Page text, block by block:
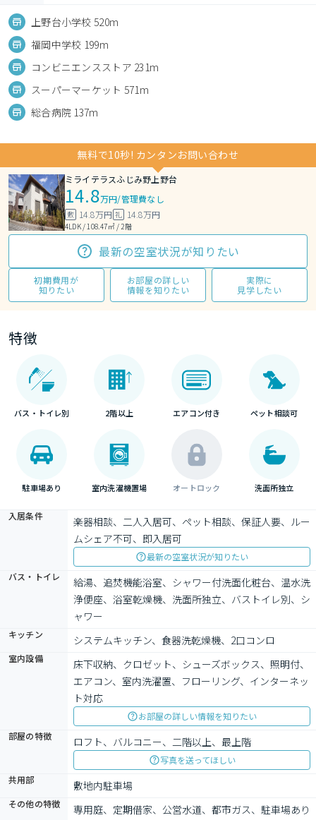
上野台小学校 520m
福岡中学校 199m
コンビニエンスストア 231m
スーパーマーケット 571m
総合病院 137m
無料で10秒! カンタンお問い合わせ
ミライテラスふじみ野上野台
14.8万円/管理費なし
敷 14.8万円 礼 14.8万円
4LDK / 108.47㎡ / 2階
最新の空室状況が知りたい
初期費用が
知りたい
お部屋の詳しい
情報を知りたい
実際に
見学したい
特徴
バス・トイレ別 2階以上 エアコン付き ペット相談可
駐車場あり 室内洗濯機置場 オートロック 洗面所独立
入居条件
楽器相談、二人入居可、ペット相談、保証人要、ルー
ムシェア不可、即入居可
最新の空室状況が知りたい
バス・トイレ
給湯、追焚機能浴室、シャワー付洗面化粧台、温水洗
浄便座、浴室乾燥機、洗面所独立、バストイレ別、シ
ャワー
キッチン システムキッチン、食器洗乾燥機、2口コンロ
室内設備
床下収納、クロゼット、シューズボックス、照明付、
エアコン、室内洗濯置、フローリング、インターネッ
ト対応
お部屋の詳しい情報を知りたい
部屋の特徴
ロフト、バルコニー、二階以上、最上階
写真を送ってほしい
共用部
敷地内駐車場
その他の特徴 専用庭、定期借家、公営水道、都市ガス、駐車場あり